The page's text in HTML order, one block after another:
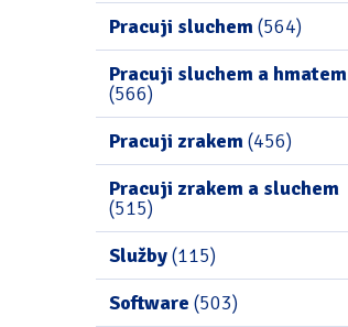
Pracuji sluchem(564)
Pracuji sluchem a hmatem
(566)
Pracuji zrakem(456)
Pracuji zrakem a sluchem
(515)
Služby(115)
Software (503)